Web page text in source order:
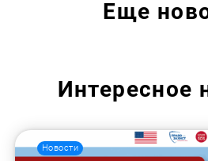
Еще
Интересное
Новости